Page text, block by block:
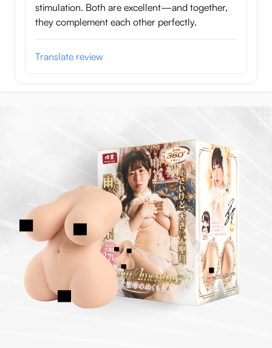
stimulation. Both are excellent—and together,
they complement each other perfectly.
Translate review